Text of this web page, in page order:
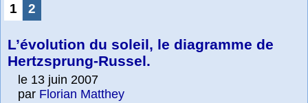
1 2
L’évolution du soleil, le diagramme de
Hertzsprung-Russel.
le 13 juin 2007
par Florian Matthey